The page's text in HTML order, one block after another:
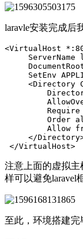
laravle安装完成后
<VirtualHost
ServerName
SetEnv
<Directory
Require
Order
Allow
</
</VirtualHost>
注意上面的虚拟
样可以避免laravel
至此，环境搭建完